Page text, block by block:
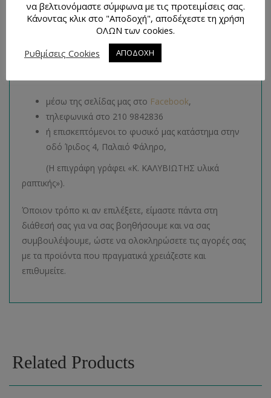
Για οποιαδήποτε απορία ή διευκρίνιση, θα χαρούμε
πολύ να σας εξυπηρετήσουμε!
μέσω της σελίδας μας στο Facebook,
τηλεφωνικά στο 210 9842836
ή επισκεπτόμενοι το φυσικό μας κατάστημα στην
οδό Ίριδος 4, Παλαιό Φάληρο,
(Η επιγράφη γράφει «Κ. ΚΑΛΥΒΙΩΤΗΣ υλικά
ραπτικής»).
Όποιον τρόπο κι αν επιλέξετε, είμαστε πάντα στη
διάθεσή σας για να σας βοηθήσουμε και να σας
συμβουλέψουμε, ώστε να ολοκληρώσετε τις αγορές σας
με τα προϊόντα που πραγματικά χρειάζεστε και
επιθυμείτε.
Related Products
να βελτιονόμαστε σύμφωνα με τις προτειμίσεις σας.
Κάνοντας κλικ στο "Αποδοχή", αποδέχεστε τη χρήση
ΟΛΩΝ των cookies.
Ρυθμίσεις Cookies
ΑΠΟΔΟΧΗ